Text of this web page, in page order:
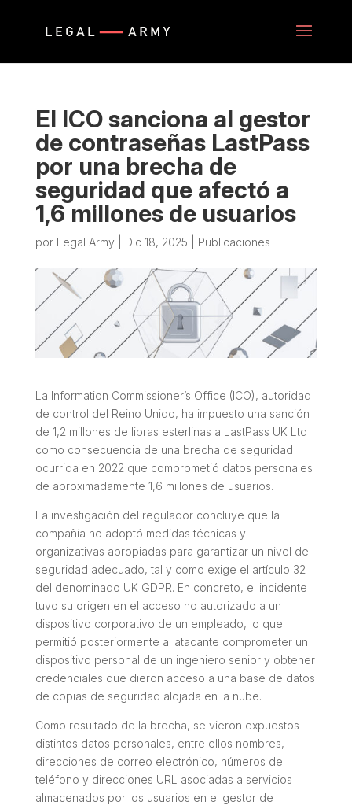
El ICO sanciona al gestor
de contraseñas LastPass
por una brecha de
seguridad que afectó a
1,6 millones de usuarios
por Legal Army Dic 18, 2025 Publicaciones
La Information Commissioner’s Office (ICO), autoridad
de control del Reino Unido, ha impuesto una sanción
de 1,2 millones de libras esterlinas a LastPass UK Ltd
como consecuencia de una brecha de seguridad
ocurrida en 2022 que comprometió datos personales
de aproximadamente 1,6 millones de usuarios.
La investigación del regulador concluye que la
compañía no adoptó medidas técnicas y
organizativas apropiadas para garantizar un nivel de
seguridad adecuado, tal y como exige el artículo 32
del denominado UK GDPR. En concreto, el incidente
tuvo su origen en el acceso no autorizado a un
dispositivo corporativo de un empleado, lo que
permitió posteriormente al atacante comprometer un
dispositivo personal de un ingeniero senior y obtener
credenciales que dieron acceso a una base de datos
de copias de seguridad alojada en la nube.
Como resultado de la brecha, se vieron expuestos
distintos datos personales, entre ellos nombres,
direcciones de correo electrónico, números de
teléfono y direcciones URL asociadas a servicios
almacenados por los usuarios en el gestor de